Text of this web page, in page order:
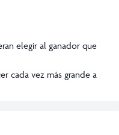
elegir al ganador que
cada vez más grande a